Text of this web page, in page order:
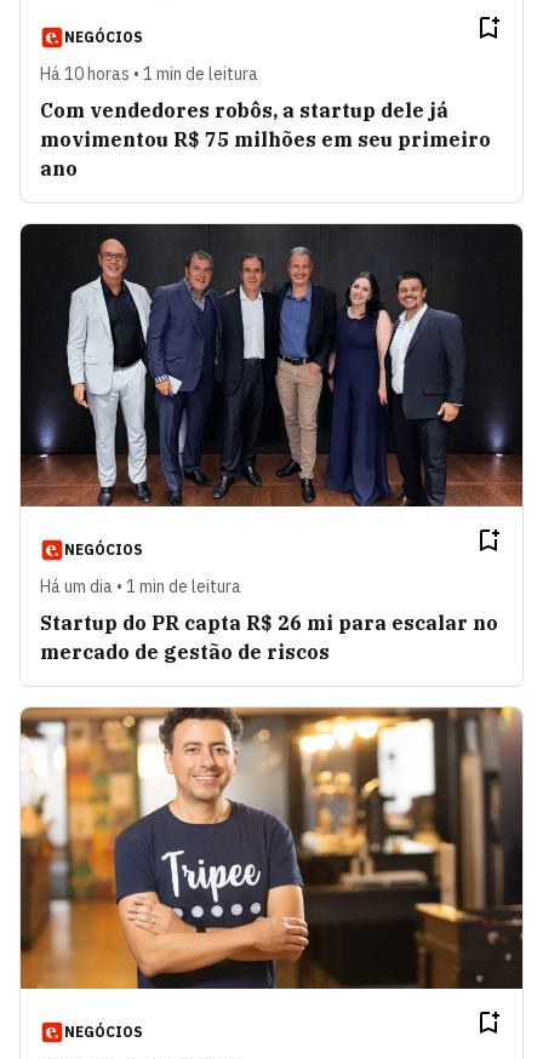
NEGÓCIOS
Há 10 horas • 1 min de leitura
Com vendedores robôs, a startup dele já
movimentou R$ 75 milhões em seu primeiro
ano
NEGÓCIOS
Há um dia • 1 min de leitura
Startup do PR capta R$ 26 mi para escalar no
mercado de gestão de riscos
NEGÓCIOS